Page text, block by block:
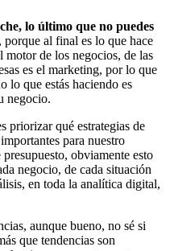
lo último que no puedes
, porque al final es lo que hace
de los negocios, de las
es el marketing, por lo que
lo que estás haciendo es
negocio.
priorizar qué estrategias de
para nuestro
obviamente esto
negocio, de cada situación
en toda la analítica digital,
aunque bueno, no sé si
que tendencias son